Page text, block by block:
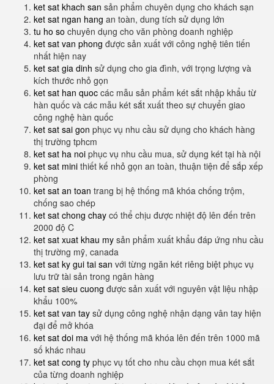
ket sat khach san sản phẩm chuyên dụng cho khách sạn
ket sat ngan hang an toàn, dung tích sử dụng lớn
tu ho so chuyên dụng cho văn phòng doanh nghiệp
ket sat van phong được sản xuất với công nghệ tiên tiến
nhất hiện nay
ket sat gia dinh sử dụng cho gia đình, với trọng lượng và
kích thước nhỏ gọn
ket sat han quoc các mẫu sản phẩm két sắt nhập khẩu từ
hàn quốc và các mẫu két sắt xuất theo sự chuyển giao
công nghệ hàn quốc
ket sat sai gon phục vụ nhu cầu sử dụng cho khách hàng
thị trường tphcm
ket sat ha noi phục vụ nhu cầu mua, sử dụng két tại hà nội
ket sat mini thiết kế nhỏ gọn an toàn, thuận tiện để sắp xếp
phòng
ket sat an toan trang bị hệ thống mã khóa chống trộm,
chống sao chép
ket sat chong chay có thể chịu được nhiệt độ lên đến trên
2000 độ C
ket sat xuat khau my sản phẩm xuất khẩu đáp ứng nhu cầu
thị trường mỹ, canada
ket sat ky gui tai san với từng ngăn két riêng biệt phục vụ
lưu trữ tài sản trong ngân hàng
ket sat sieu cuong được sản xuất với nguyên vật liệu nhập
khẩu 100%
ket sat van tay sử dụng công nghệ nhận dạng vân tay hiện
đại để mở khóa
ket sat doi ma với hệ thống mã khóa lên đến trên 1000 mã
số khác nhau
ket sat cong ty phục vụ tốt cho nhu cầu chọn mua két sắt
của từng doanh nghiệp